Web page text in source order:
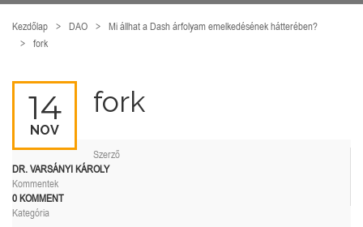
Kezdőlap DAO
Mi állhat a Dash árfolyam emelkedésének hátterében?
fork
14
NOV
fork
Szerző
DR. VARSÁNYI KÁROLY
Kommentek
0 KOMMENT
Kategória